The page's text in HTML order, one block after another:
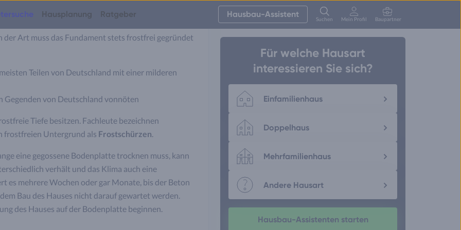
Hausplanung Ratgeber Hausbau-Assistent Suchen Mein Profil Baupartner
das Fundament haben muss und welche
Art muss das Fundament stets frostfrei gegründet
Teilen von Deutschland mit einer milderen
Gegenden von Deutschland vonnöten
Tiefe besitzen. Fachleute bezeichnen
frostfreien Untergrund als Frostschürzen.
eine gegossene Bodenplatte trocknen muss, kann
verhält und das Klima auch eine
es mehrere Wochen oder gar Monate, bis der Beton
Bau des Hauses nicht darauf gewartet werden.
des Hauses auf der Bodenplatte beginnen.
Für welche Hausart
interessieren Sie sich?
Einfamilienhaus
Doppelhaus
Mehrfamilienhaus
Andere Hausart
Hausbau-Assistenten starten